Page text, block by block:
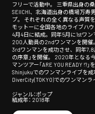
フリーで活動中。 三重県出身の
SEIICHI、北海道出身の橋場万寿
プ。 それぞれの全く異なる声質
モットーに全国各地のライブハ
4月4日に結成。同年5月に1stワン
200人動員の2ndワンマンを開催
3rdワンマンを成功させ、同年7,8
の序章」を開催。 2020年となる
マンツアー「ARE YOU READY
Shinjukuでのワンマンライブを
DiverCity(TOKYO)でのワンマンラ
ジャンル：ポップ
結成年： 2018年